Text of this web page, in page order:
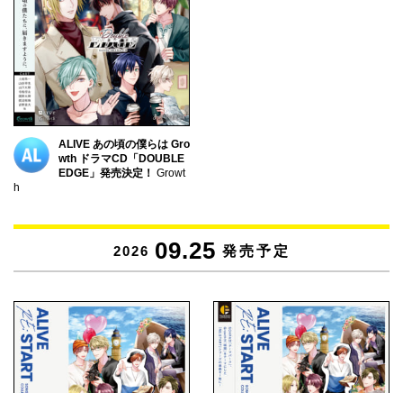
ALIVE あの頃の僕らは Gro
wth ドラマCD「DOUBLE
EDGE」発売決定！ Growt
h
2026 09.25 発売予定